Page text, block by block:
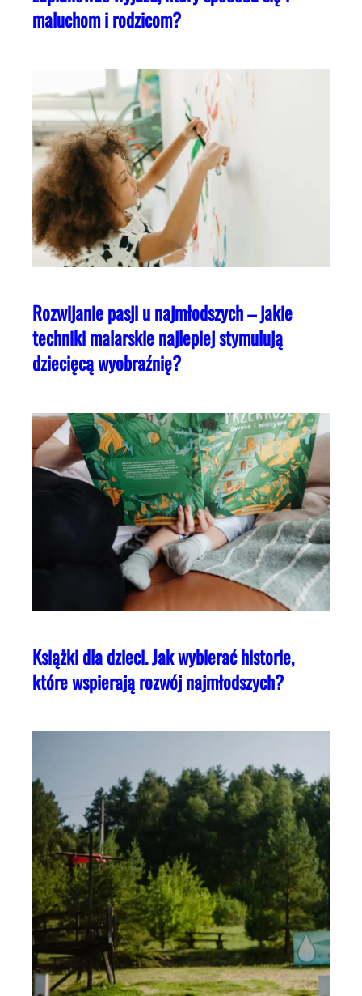
maluchom i rodzicom?
Rozwijanie pasji u najmłodszych – jakie
techniki malarskie najlepiej stymulują
dziecięcą wyobraźnię?
Książki dla dzieci. Jak wybierać historie,
które wspierają rozwój najmłodszych?